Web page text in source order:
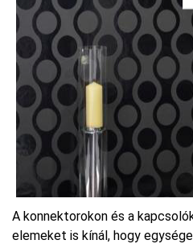
A konnektorokon és a
elemeket is kínál, hogy